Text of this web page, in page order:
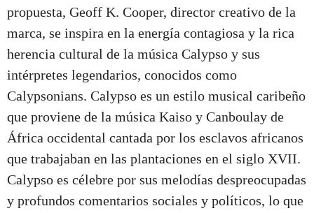
propuesta, Geoff K. Cooper, director creativo de la
marca, se inspira en la energía contagiosa y la rica
herencia cultural de la música Calypso y sus
intérpretes legendarios, conocidos como
Calypsonians. Calypso es un estilo musical caribeño
que proviene de la música Kaiso y Canboulay de
África occidental cantada por los esclavos africanos
que trabajaban en las plantaciones en el siglo XVII.
Calypso es célebre por sus melodías despreocupadas
y profundos comentarios sociales y políticos, lo que